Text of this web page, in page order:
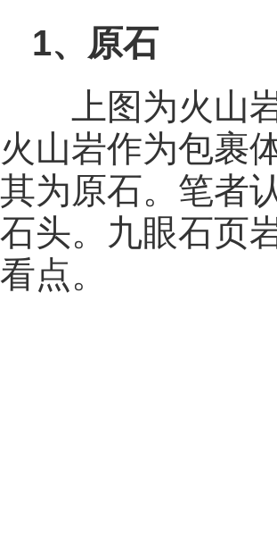
1、原石
上图为火山
火山岩作为包裹
其为原石。笔者
石头。九眼石页
看点。